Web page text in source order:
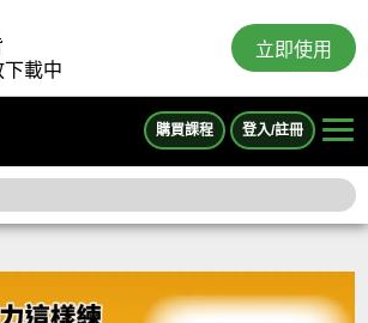
載中
立即使用
購買課程 登入/註冊